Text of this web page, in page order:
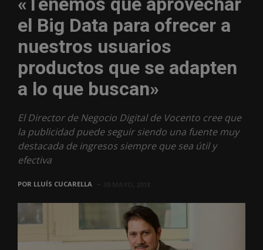
el Big Data para ofrecer a
nuestros usuarios
productos que se adapten
a lo que buscan»
El Director de Negocio Digital de Vocento cree que
la publicidad puede seguir siendo una fuente muy
destacada de ingresos siempre que sea útil y
efectiva
POR LLUÍS CUCARELLA